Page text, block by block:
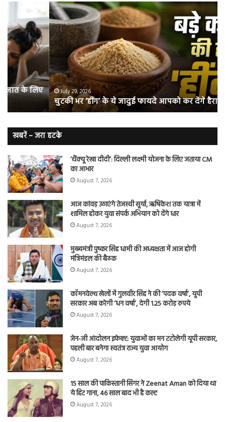
‘हींग’
के
ये
जादुई
फायदे
आपको
कर
हैरान
July 29, 2026
चुटकी भर ‘हींग’ के ये जादुई फायदे आपको कर देंगे हैरान
ने
कि
भी
हो
हैं
खबरें – जरा हटके
‘थैंक्यू रेखा दीदी’: दिल्ली लक्ष्मी योजना के लिए जताया CM
का आभार
August 7, 2026
आज कांवड़ उठाएंगे तेजस्वी सूर्या, ऋषिकेश तक यात्रा में
शामिल होकर युवा संपर्क अभियान को देंगे धार
August 7, 2026
मुख्यमंत्री पुष्कर सिंह धामी की अध्यक्षता में आज होगी
मंत्रिमंडल की बैठक
August 7, 2026
कॉमनवेल्थ खेलों में गुलवीर सिंह ने की ‘पदक वर्षा’, यूपी
सरकार अब करेगी ‘धन वर्षा’, देगी 1.25 करोड़ रुपये
August 7, 2026
जेन-जी आंदोलन इफेक्ट: युवाओं का मन टटोलेगी यूपी सरकार,
पहली बार बनेगा स्वतंत्र राज्य युवा आयोग
August 7, 2026
15 साल की पाकिस्तानी सिंगर ने Zeenat Aman को दिया था
ये हिट गाना, 46 साल बाद भी है कल्ट
August 7, 2026